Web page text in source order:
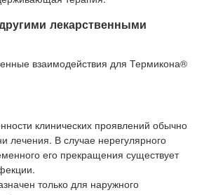
лекарственными
взаимодействия для Термикона®
клинических проявлений обычно
лечения. В случае нерегулярного
его прекращения существует
только для наружного